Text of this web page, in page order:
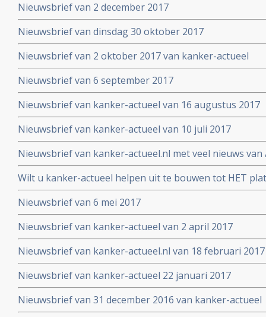
Nieuwsbrief van 2 december 2017
Nieuwsbrief van dinsdag 30 oktober 2017
Nieuwsbrief van 2 oktober 2017 van kanker-actueel
Nieuwsbrief van 6 september 2017
Nieuwsbrief van kanker-actueel van 16 augustus 2017
Nieuwsbrief van kanker-actueel van 10 juli 2017
Nieuwsbrief van kanker-actueel.nl met veel nieuws van
2017
Wilt u kanker-actueel helpen uit te bouwen tot HET
hun naasten?
Nieuwsbrief van 6 mei 2017
Nieuwsbrief van kanker-actueel van 2 april 2017
Nieuwsbrief van kanker-actueel.nl van 18 februari 2017
Nieuwsbrief van kanker-actueel 22 januari 2017
Nieuwsbrief van 31 december 2016 van kanker-actueel